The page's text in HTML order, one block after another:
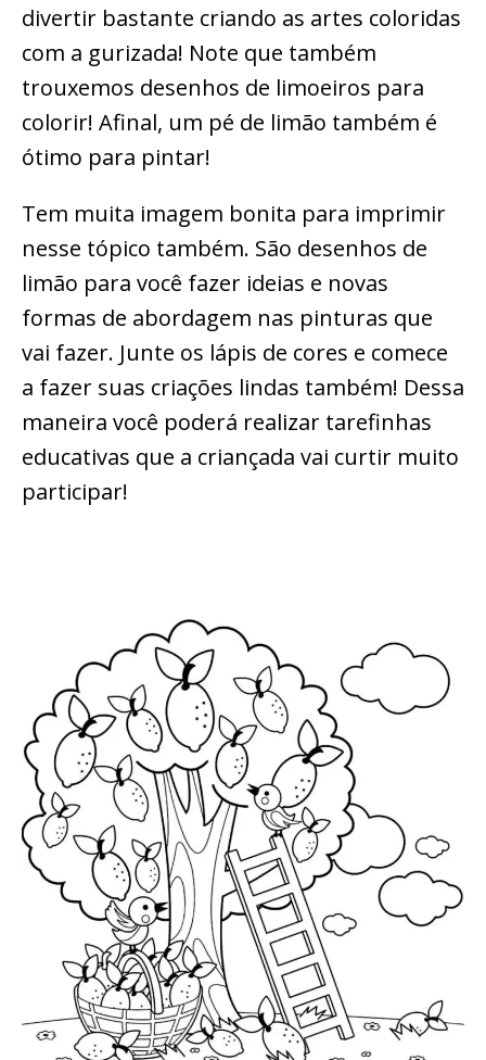
divertir bastante criando as artes coloridas
com a gurizada! Note que também
trouxemos desenhos de limoeiros para
colorir! Afinal, um pé de limão também é
ótimo para pintar!
Tem muita imagem bonita para imprimir
nesse tópico também. São desenhos de
limão para você fazer ideias e novas
formas de abordagem nas pinturas que
vai fazer. Junte os lápis de cores e comece
a fazer suas criações lindas também! Dessa
maneira você poderá realizar tarefinhas
educativas que a criançada vai curtir muito
participar!